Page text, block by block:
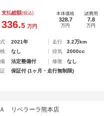
付き アクティブクルーズ
後ドラレコ １８インチＯ
煙車
支払総額(税込)
336.5 万円
本体価格
328.7
万円
諸費用
7.8
万円
2021年 走行
3.2万km
なし 排気
2000cc
法定整備付 修復
なし
保証付 (1ヶ月・走行無制限)
リベラーラ熊本店